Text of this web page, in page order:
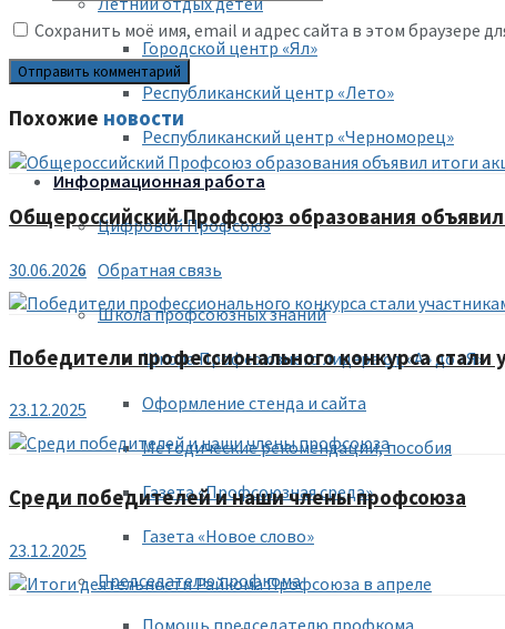
Городской центр «Ял»
Республиканский центр «Лето»
Республиканский центр «Черноморец»
Информационная работа
Цифровой Профсоюз
Обратная связь
Школа профсоюзных знаний
Школа Профсоюзного лидера от «А» до «Я»
Оформление стенда и сайта
Методические рекомендации, пособия
Газета «Профсоюзная среда»
Газета «Новое слово»
Председателю профкома
Помощь председателю профкома
Сохранить моё имя, email и адрес сайта в этом браузере
Похожие новости
Общероссийский Профсоюз образования
30.06.2026
Победители профессионального конкурса стали
23.12.2025
Среди победителей и наши члены профсоюза
23.12.2025